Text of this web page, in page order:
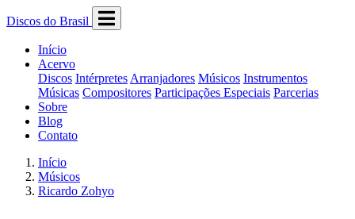
Discos do Brasil
Início
Acervo
Discos Intérpretes Arranjadores Músicos Instrumentos
Músicas Compositores Participações Especiais Parcerias
Sobre
Blog
Contato
Início
Músicos
Ricardo Zohyo